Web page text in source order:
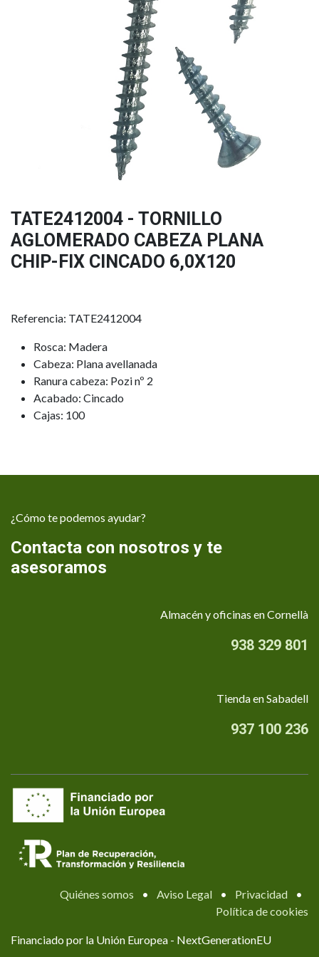
TATE2412004 - TORNILLO
AGLOMERADO CABEZA PLANA
CHIP-FIX CINCADO 6,0X120
Referencia: TATE2412004
Rosca: Madera
Cabeza: Plana avellanada
Ranura cabeza: Pozi nº 2
Acabado: Cincado
Cajas: 100
¿Cómo te podemos ayudar?
Contacta con nosotros y te
asesoramos
Almacén y oficinas en Cornellà
938 329 801
Tienda en Sabadell
937 100 236
Quiénes somos • Aviso Legal • Privacidad
•
Política de cookies
Financiado por la Unión Europea - NextGenerationEU